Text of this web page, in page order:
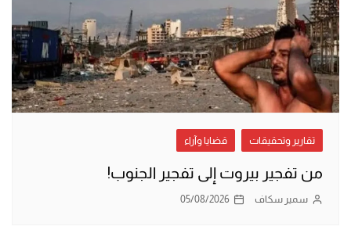
تقارير وتحقيقات قضايا وآراء
من تفجير بيروت إلى تفجير الجنوب!
سمير سكاف 05/08/2026